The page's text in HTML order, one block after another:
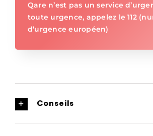
Qare n’est pas un service
toute urgence, appelez le 112
d’urgence européen)
Conseils